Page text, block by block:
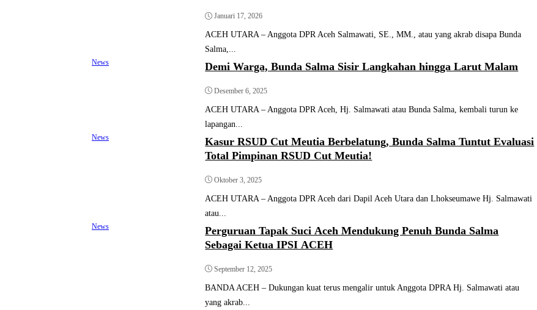
Januari 17, 2026
ACEH UTARA – Anggota DPR Aceh Salmawati, SE., MM., atau yang akrab disapa Bunda
Salma,...
News Demi Warga, Bunda Salma Sisir Langkahan hingga Larut Malam
Desember 6, 2025
ACEH UTARA – Anggota DPR Aceh, Hj. Salmawati atau Bunda Salma, kembali turun ke
lapangan...
News
Kasur RSUD Cut Meutia Berbelatung, Bunda Salma Tuntut Evaluasi
Total Pimpinan RSUD Cut Meutia!
Oktober 3, 2025
ACEH UTARA – Anggota DPR Aceh dari Dapil Aceh Utara dan Lhokseumawe Hj. Salmawati
atau...
News
Perguruan Tapak Suci Aceh Mendukung Penuh Bunda Salma
Sebagai Ketua IPSI ACEH
September 12, 2025
BANDA ACEH – Dukungan kuat terus mengalir untuk Anggota DPRA Hj. Salmawati atau
yang akrab...